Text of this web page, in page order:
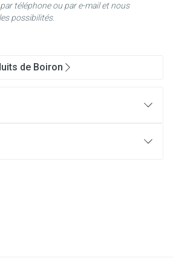
téléphone ou par e-mail et nous
possibilités.
de Boiron